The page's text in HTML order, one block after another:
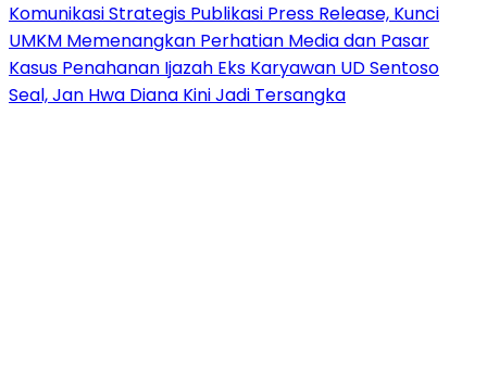
Komunikasi Strategis Publikasi Press Release, Kunci
UMKM Memenangkan Perhatian Media dan Pasar
Kasus Penahanan Ijazah Eks Karyawan UD Sentoso
Seal, Jan Hwa Diana Kini Jadi Tersangka